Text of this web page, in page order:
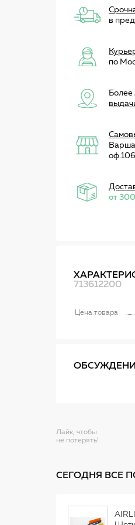
в
по
Более
от
713612200
Цена товара
Лайк, чтобы
не потерять!
СЕГОДНЯ ВСЕ